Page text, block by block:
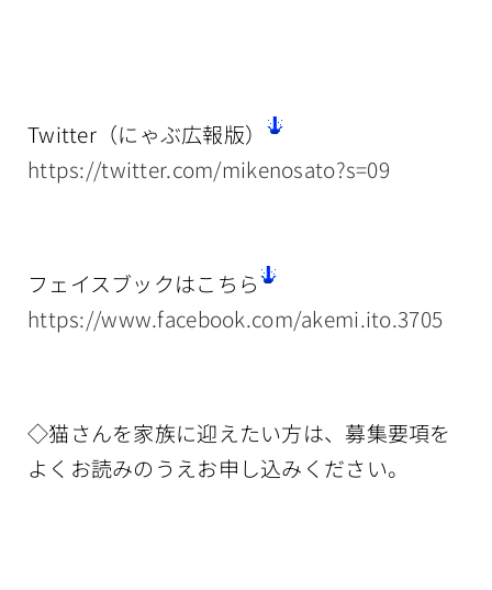
Twitter（にゃぶ広報版）
https://twitter.com/mikenosato?s=09
フェイスブックはこちら
https://www.facebook.com/akemi.ito.3705
◇猫さんを家族に迎えたい方は、募集要項を
よくお読みのうえお申し込みください。